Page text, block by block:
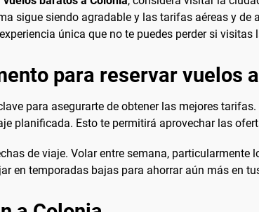
sigue siendo agradable y las tarifas aéreas y
única que no te puedes perder si visitas
para reservar vuelos
para asegurarte de obtener las mejores
planificada. Esto te permitirá aprovechar las
de viaje. Volar entre semana, particularmente
en temporadas bajas para ahorrar aún más en